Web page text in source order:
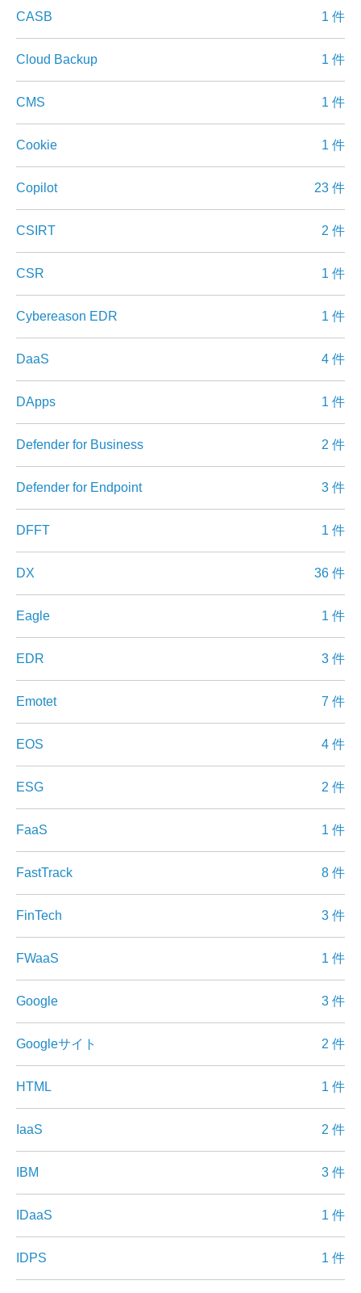
CASB 1 件
Cloud Backup 1 件
CMS 1 件
Cookie 1 件
Copilot 23 件
CSIRT 2 件
CSR 1 件
Cybereason EDR 1 件
DaaS 4 件
DApps 1 件
Defender for Business 2 件
Defender for Endpoint 3 件
DFFT 1 件
DX 36 件
Eagle 1 件
EDR 3 件
Emotet 7 件
EOS 4 件
ESG 2 件
FaaS 1 件
FastTrack 8 件
FinTech 3 件
FWaaS 1 件
Google 3 件
Googleサイト 2 件
HTML 1 件
IaaS 2 件
IBM 3 件
IDaaS 1 件
IDPS 1 件